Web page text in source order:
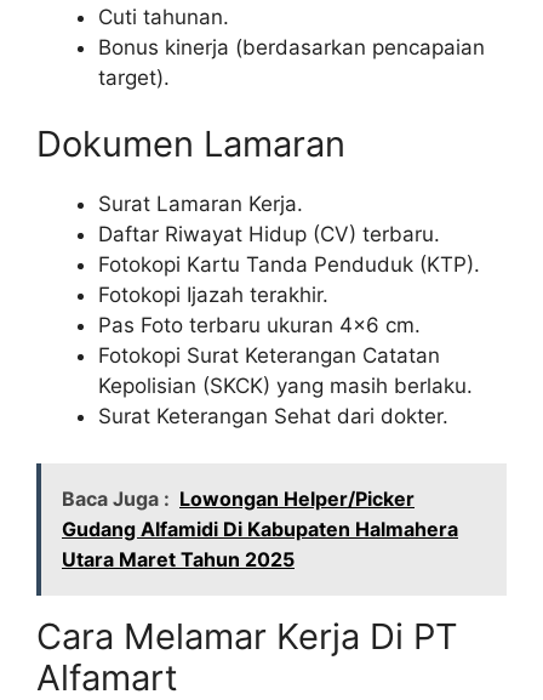
Cuti tahunan.
Bonus kinerja (berdasarkan pencapaian
target).
Dokumen Lamaran
Surat Lamaran Kerja.
Daftar Riwayat Hidup (CV) terbaru.
Fotokopi Kartu Tanda Penduduk (KTP).
Fotokopi Ijazah terakhir.
Pas Foto terbaru ukuran 4×6 cm.
Fotokopi Surat Keterangan Catatan
Kepolisian (SKCK) yang masih berlaku.
Surat Keterangan Sehat dari dokter.
Baca Juga : Lowongan Helper/Picker
Gudang Alfamidi Di Kabupaten Halmahera
Utara Maret Tahun 2025
Cara Melamar Kerja Di PT
Alfamart